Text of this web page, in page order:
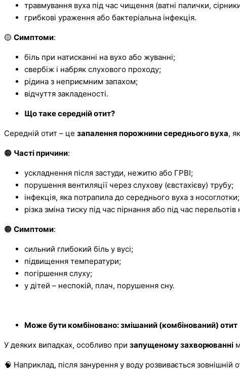
травмування вуха під час чищення (ватні палички,
грибкові ураження або бактеріальна інфекція.
🟡 Симптоми:
біль при натисканні на вухо або жуванні;
свербіж і набряк слухового проходу;
рідина з неприємним запахом;
відчуття закладеності.
Що таке середній отит?
Середній отит – це запалення порожнини середнього вуха,
🟠 Часті причини:
ускладнення після застуди, нежитю або ГРВІ;
порушення вентиляції через слухову (євстахієву) трубу;
інфекція, яка потрапила до середнього вуха з носоглотки;
різка зміна тиску під час пірнання або під час перельотів
🟠 Симптоми:
сильний глибокий біль у вусі;
підвищення температури;
погіршення слуху;
у дітей – неспокій, плач, порушення сну.
Може бути комбіновано: змішаний (комбінований) отит
У деяких випадках, особливо при запущеному захворюванні
🧠 Наприклад, після занурення у воду розвивається